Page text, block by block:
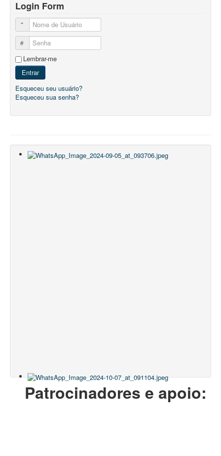
Login Form
Nome de Usuário
Senha
Lembrar-me
Entrar
Esqueceu seu usuário?
Esqueceu sua senha?
Patrocinadores e apoio: